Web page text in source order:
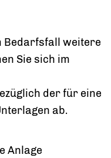
Bedarfsfall weitere
Sie sich im
der für eine
ab.
Anlage